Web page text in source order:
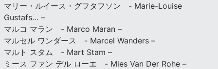
マリー・ルイース・グフタフソン - Marie-Louise
Gustafs… –
マルコ マラン - Marco Maran –
マルセル ワンダース - Marcel Wanders –
マルト スタム - Mart Stam –
ミース ファン デル ローエ - Mies Van Der Rohe –